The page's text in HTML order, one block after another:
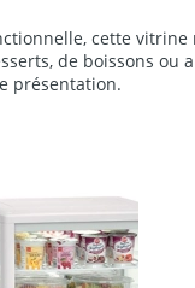
cette
de boissons ou
présentation.